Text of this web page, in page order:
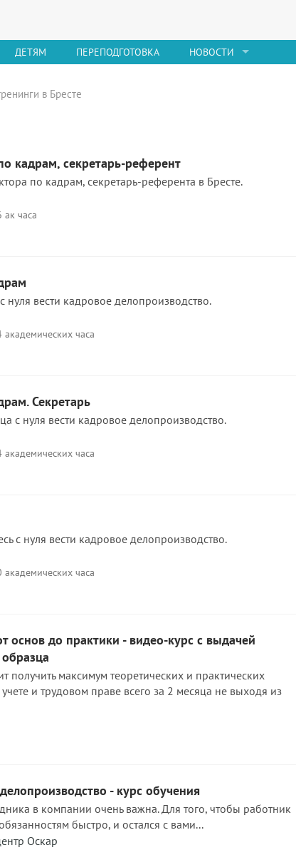
ДЕТЯМ ПЕРЕПОДГОТОВКА НОВОСТИ
в Бресте
кадрам, секретарь-референт
по кадрам, секретарь-референта в Бресте.
ак часа
нуля вести кадровое делопроизводство.
академических часа
Секретарь
с нуля вести кадровое делопроизводство.
академических часа
с нуля вести кадровое делопроизводство.
академических часа
основ до практики - видео-курс с выдачей
получить максимум теоретических и практических
и трудовом праве всего за 2 месяца не выходя из
- курс обучения
в компании очень важна. Для того, чтобы работник
быстро, и остался с вами...
Оскар